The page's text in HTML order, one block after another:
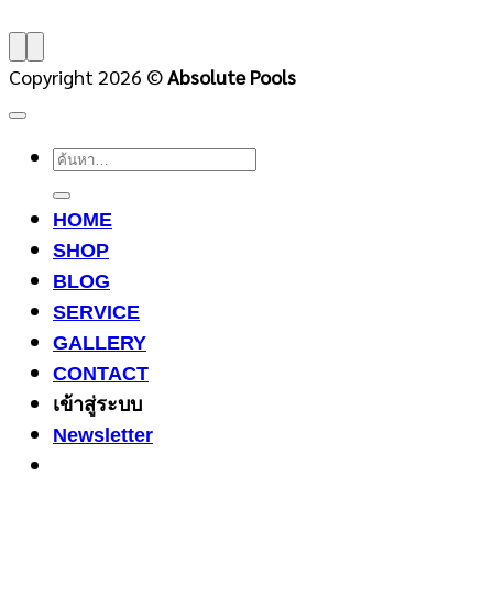
Copyright 2026 ©Absolute Pools
ค้นหา:
HOME
SHOP
BLOG
SERVICE
GALLERY
CONTACT
เข้าสู่ระบบ
Newsletter